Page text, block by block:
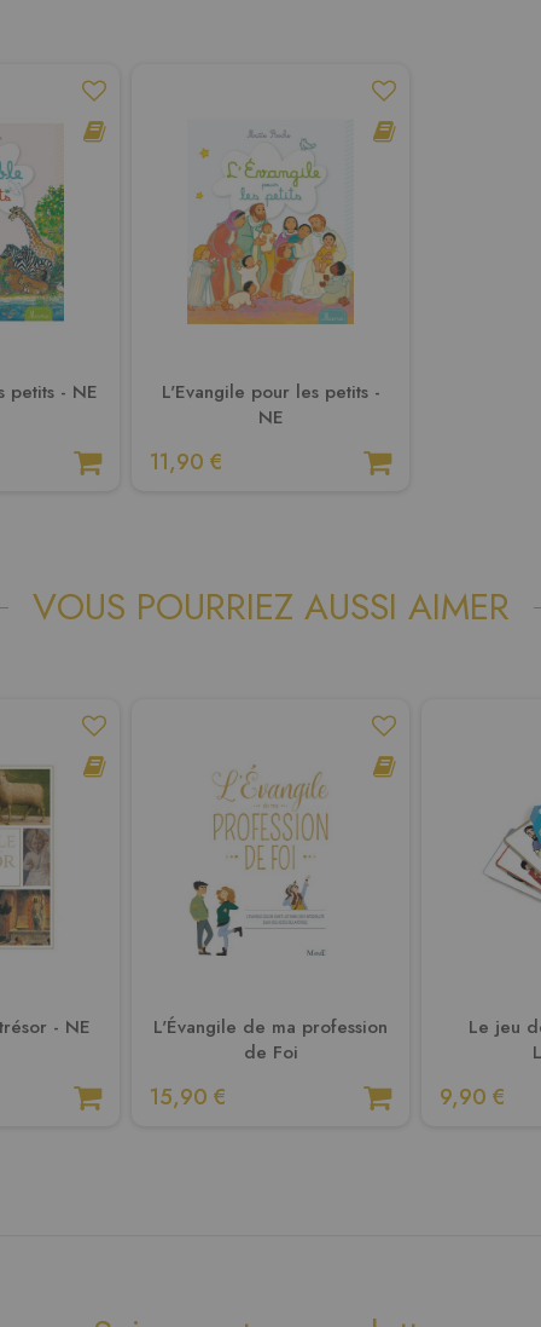
petits - NE
L'Evangile pour les petits -
NE
11,90 €
VOUS POURRIEZ AUSSI AIMER
- NE
L'Évangile de ma profession
de Foi
15,90 €
Le jeu
9,90 €